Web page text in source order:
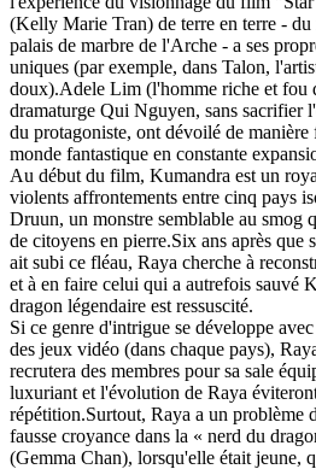
(Kelly Marie Tran) de terre en terre -
palais de marbre de l'Arche - a ses
uniques (par exemple, dans Talon,
doux).Adele Lim (l'homme riche et fou
dramaturge Qui Nguyen, sans sacrifier
du protagoniste, ont dévoilé de manière
monde fantastique en constante
Au début du film, Kumandra est un
violents affrontements entre cinq pays
Druun, un monstre semblable au smog
de citoyens en pierre.Six ans après
ait subi ce fléau, Raya cherche à
et à en faire celui qui a autrefois sauvé
dragon légendaire est ressuscité.
Si ce genre d'intrigue se développe
des jeux vidéo (dans chaque pays),
recrutera des membres pour sa sale
luxuriant et l'évolution de Raya
répétition.Surtout, Raya a un problème
fausse croyance dans la « nerd du
(Gemma Chan), lorsqu'elle était jeune,